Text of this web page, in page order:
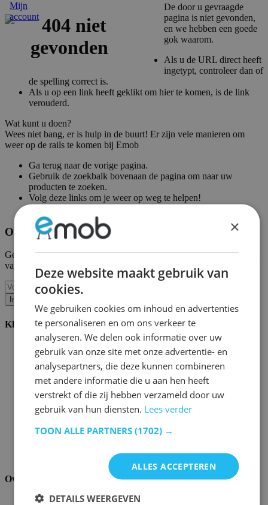
Mijn
account
De door u gevraagde
pagina is niet gevonden,
en we hebben een goede
gok waarom.
Als u de URL direct heeft
ingetypt, controleer dan of
de spelling correct is.
Als u op een link heeft geklikt om hier te komen, is de link
verouderd.
Wat kunt u doen?
Wees niet bang, er is hulp in de buurt! Er zijn vele manieren om
weer op de rails te komen bij Emob
Ga terug naar de vorige pagina.
Gebruik de zoekbalk bovenaan de pagina om naar uw
producten te zoeken.
Volg deze links om je weer op weg te helpen!
Ontvang onze nieuwe collecties en promoties.
Geef ons uw e-mail en u wordt maandelijks op de hoogte gehouden
van de laatste gebeurtenissen.
Inschrijven
Klantenservice
Bestellen bij Emob
Betaalmogelijkheden
Verzending en levering
Service en garantie
Annuleren of retourneren
Klachten
Montagetips
Wachtwoord vergeten?
Palletopslag & Fulfilment
Over ons
Over ons
×
Deze website maakt gebruik van
cookies.
We gebruiken cookies om inhoud en advertenties
te personaliseren en om ons verkeer te
analyseren. We delen ook informatie over uw
gebruik van onze site met onze advertentie- en
analysepartners, die deze kunnen combineren
met andere informatie die u aan hen heeft
verstrekt of die zij hebben verzameld door uw
gebruik van hun diensten. Lees verder
TOON ALLE PARTNERS (1702) →
ALLES ACCEPTEREN
DETAILS WEERGEVEN